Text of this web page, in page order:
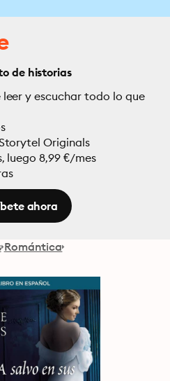
de historias
y escuchar todo lo que
Originals
luego 8,99 €/mes
ahora
Romántica